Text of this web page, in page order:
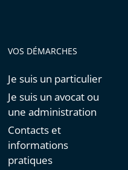
VOS DÉMARCHES
Je suis un particulier
Je suis un avocat ou
une administration
Contacts et
informations
pratiques